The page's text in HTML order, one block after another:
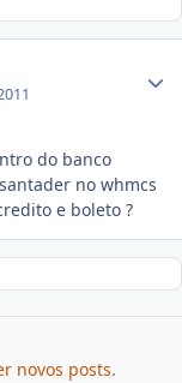
do banco
no whmcs
e boleto ?
novos posts.